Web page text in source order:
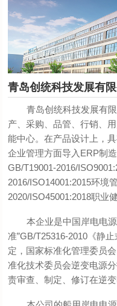
青岛创统科技发展有
青岛创统科技发展有
产、采购、品管、行销、
能中心。在产品设计上，
企业管理方面导入ERP制
GB/T19001-2016/
2016/ISO14001:2015环境
2020/ISO45001:2018职业
本企业是中国岸电电
准”GB/T25316-2010《静
定，国家标准化管理委员
准化技术委员会逆变电源
责审查、制定、修订在逆